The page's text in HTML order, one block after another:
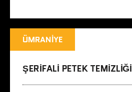
ÜMRANIYE
ŞERIFALI PETEK TEMIZLIĞI